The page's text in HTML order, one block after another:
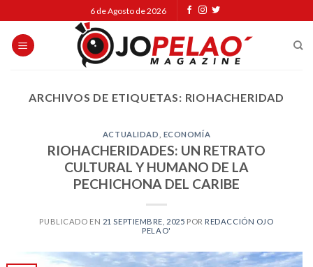
to
content
6 de Agosto de 2026
ARCHIVOS DE ETIQUETAS: RIOHACHERIDAD
ACTUALIDAD ECONOMÍA
RIOHACHERIDADES: UN RETRATO
CULTURAL Y HUMANO DE LA
PECHICHONA DEL CARIBE
PUBLICADO EN 21 SEPTIEMBRE, 2025 POR REDACCIÓN OJO
PELAO'